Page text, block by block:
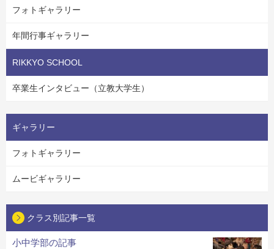
フォトギャラリー
年間行事ギャラリー
RIKKYO SCHOOL
卒業生インタビュー（立教大学生）
ギャラリー
フォトギャラリー
ムービギャラリー
クラス別記事一覧
小中学部の記事